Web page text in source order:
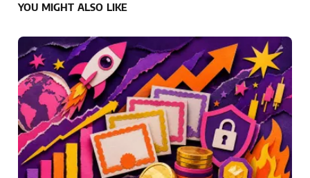
YOU MIGHT ALSO LIKE